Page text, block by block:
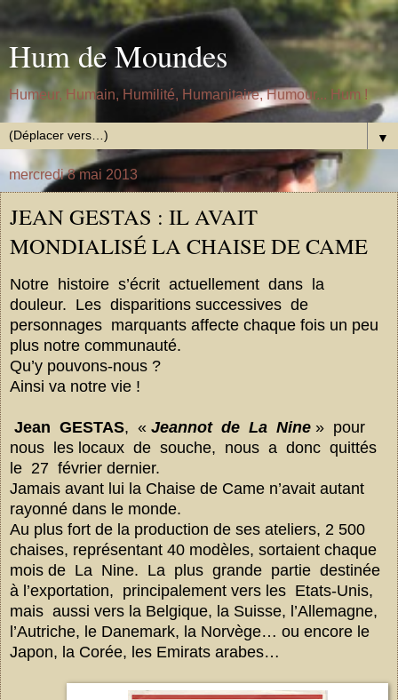
Hum de Moundes
Humeur, Humain, Humilité, Humanitaire, Humour... Hum !
▼
mercredi 8 mai 2013
JEAN GESTAS : IL AVAIT
MONDIALISÉ LA CHAISE DE CAME
Notre histoire s’écrit actuellement dans la
douleur. Les disparitions successives de
personnages marquants affecte chaque fois un peu
plus notre communauté.
Qu’y pouvons-nous ?
Ainsi va notre vie !
Jean GESTAS, « Jeannot de La Nine » pour
nous les locaux de souche, nous a donc quittés
le 27 février dernier.
Jamais avant lui la Chaise de Came n’avait autant
rayonné dans le monde.
Au plus fort de la production de ses ateliers, 2 500
chaises, représentant 40 modèles, sortaient chaque
mois de La Nine. La plus grande partie destinée
à l’exportation, principalement vers les Etats-Unis,
mais aussi vers la Belgique, la Suisse, l’Allemagne,
l’Autriche, le Danemark, la Norvège… ou encore le
Japon, la Corée, les Emirats arabes…